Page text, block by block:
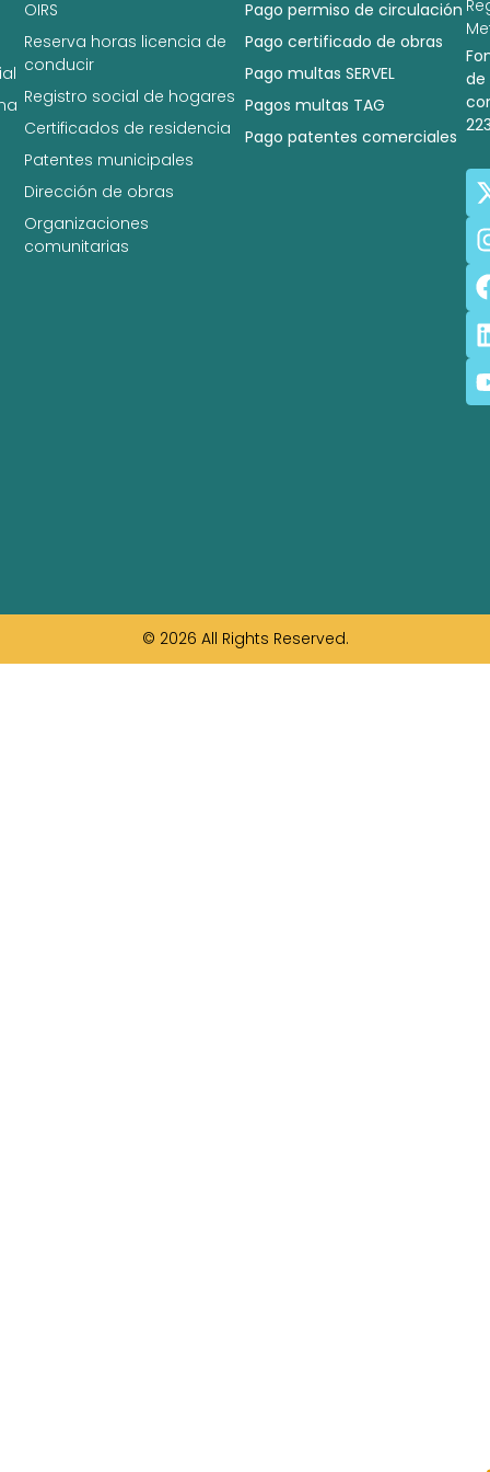
Pago permiso de circulación
Pago certificado de obras
Pago multas SERVEL
Pagos multas TAG
Pago patentes comerciales
OIRS
Reserva horas licencia de
conducir
Registro social de hogares
Certificados de residencia
Patentes municipales
Dirección de obras
Organizaciones
comunitarias
de
© 2026 All Rights Reserved.